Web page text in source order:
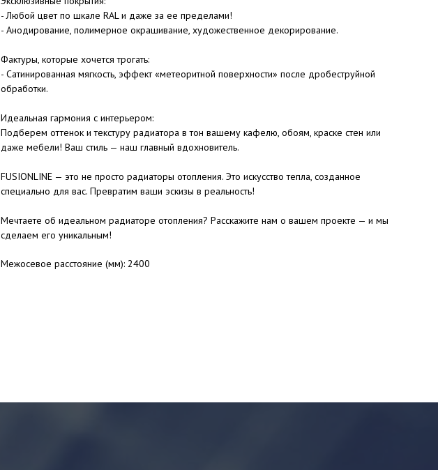
- Любой цвет по шкале RAL и даже за ее пределами!
- Анодирование, полимерное окрашивание, художественное декорирование.
Фактуры, которые хочется трогать:
- Сатинированная мягкость, эффект «метеоритной поверхности» после дробеструйной
обработки.
Идеальная гармония с интерьером:
Подберем оттенок и текстуру радиатора в тон вашему кафелю, обоям, краске стен или
даже мебели! Ваш стиль — наш главный вдохновитель.
FUSIONLINE — это не просто радиаторы отопления. Это искусство тепла, созданное
специально для вас. Превратим ваши эскизы в реальность!
Мечтаете об идеальном радиаторе отопления? Расскажите нам о вашем проекте — и мы
сделаем его уникальным!
Межосевое расстояние (мм): 2400